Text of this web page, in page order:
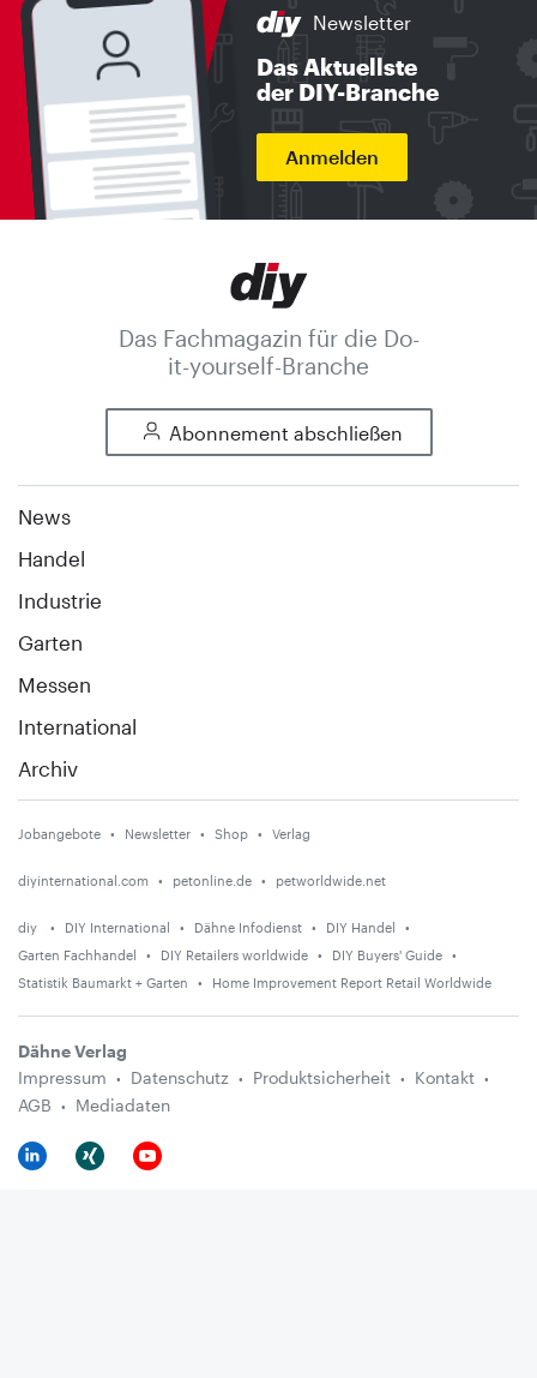
Newsletter
Das Aktuellste
der DIY-Branche
Anmelden
Das Fachmagazin für die Do-
it-yourself-Branche
Abonnement abschließen
News
Handel
Industrie
Garten
Messen
International
Archiv
Jobangebote Newsletter Shop Verlag
diyinternational.com petonline.de petworldwide.net
diy DIY International Dähne Infodienst
DIY Handel
Garten Fachhandel
DIY Retailers worldwide
DIY Buyers' Guide
Statistik Baumarkt + Garten
Home Improvement Report Retail Worldwide
Dähne Verlag
Impressum
Datenschutz Produktsicherheit
Kontakt
AGB
Mediadaten